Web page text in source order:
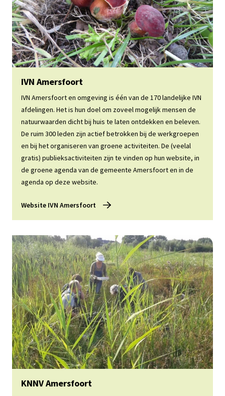
Website IVN Amersfoort
IVN Amersfoort
IVN Amersfoort en omgeving is één van de 170 landelijke IVN
afdelingen. Het is hun doel om zoveel mogelijk mensen de
natuurwaarden dicht bij huis te laten ontdekken en beleven.
De ruim 300 leden zijn actief betrokken bij de werkgroepen
en bij het organiseren van groene activiteiten. De (veelal
gratis) publieksactiviteiten zijn te vinden op hun website, in
de groene agenda van de gemeente Amersfoort en in de
agenda op deze website.
Website IVN Amersfoort
Website KNNV Amersfoort
KNNV Amersfoort